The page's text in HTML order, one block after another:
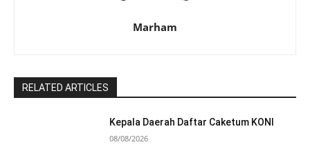
Marham
RELATED ARTICLES
Kepala Daerah Daftar Caketum KONI
08/08/2026